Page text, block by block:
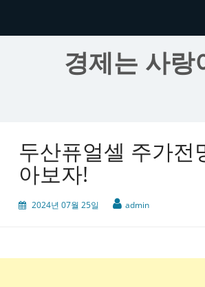
경제는 사랑
두산퓨얼셀 주가전
아보자!
2024년 07월 25일 admin